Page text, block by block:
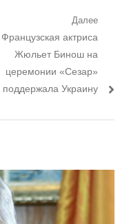
Далее
Следующий
пост:
Французская актриса
Жюльет Бинош на
церемонии «Сезар»
поддержала Украину